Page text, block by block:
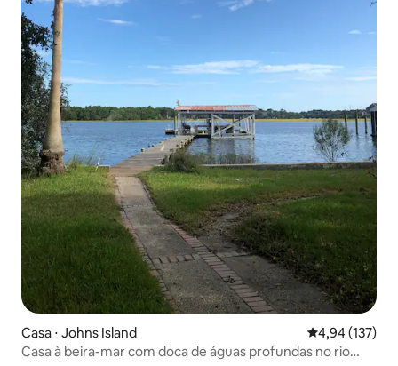
Casa ⋅ Johns Island 4,94 de uma
4,94 (137)
Casa à beira-mar com doca de águas profundas no rio